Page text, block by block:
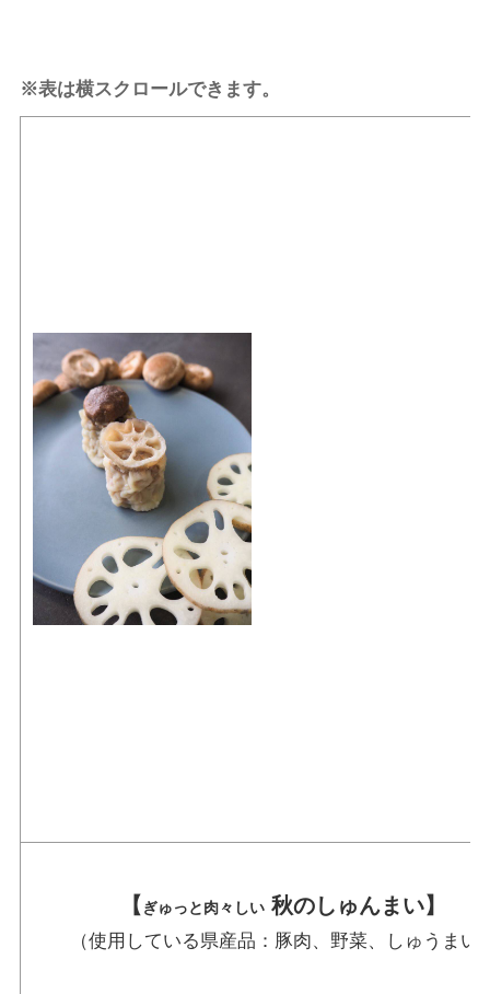
※表は横スクロールできます。
【 ぎゅっと肉々しい 秋のしゅんまい】
（使用している県産品：豚肉、野菜、しゅうまい